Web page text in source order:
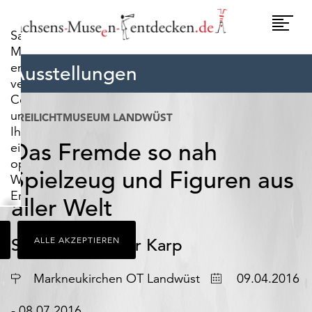
Sachsens-
Museen-
entdecken.de
verwendet
Cookies,
um
Ihnen
ein
optimales
Webseiten-
Erlebnis
zu
bieten.
Dazu
zählen
Cookies,
für
ALLE AKZEPTIEREN
Ausstellungen
FREILICHTMUSEUM LANDWÜST
Das Fremde so nah
Spielzeug und Figuren aus
aller Welt
Sammlung Volker Karp
Ort Markneukirchen OT Landwüst Datum09.04.2016